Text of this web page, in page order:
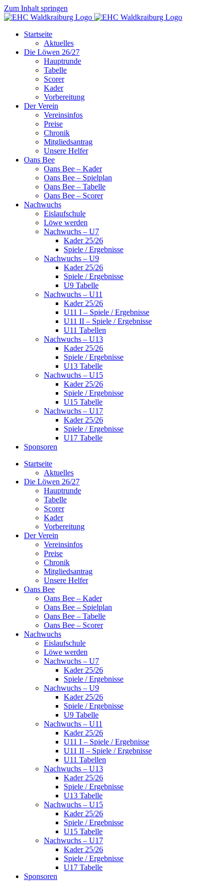
Zum Inhalt springen
Startseite
Aktuelles
Die Löwen 26/27
Hauptrunde
Tabelle
Scorer
Kader
Vorbereitung
Der Verein
Vereinsinfos
Preise
Chronik
Mitgliedsantrag
Unsere Helfer
Oans Bee
Oans Bee – Kader
Oans Bee – Spielplan
Oans Bee – Tabelle
Oans Bee – Scorer
Nachwuchs
Eislaufschule
Löwe werden
Nachwuchs – U7
Kader 25/26
Spiele / Ergebnisse
Nachwuchs – U9
Kader 25/26
Spiele / Ergebnisse
U9 Tabelle
Nachwuchs – U11
Kader 25/26
U11 I – Spiele / Ergebnisse
U11 II – Spiele / Ergebnisse
U11 Tabellen
Nachwuchs – U13
Kader 25/26
Spiele / Ergebnisse
U13 Tabelle
Nachwuchs – U15
Kader 25/26
Spiele / Ergebnisse
U15 Tabelle
Nachwuchs – U17
Kader 25/26
Spiele / Ergebnisse
U17 Tabelle
Sponsoren
Startseite
Aktuelles
Die Löwen 26/27
Hauptrunde
Tabelle
Scorer
Kader
Vorbereitung
Der Verein
Vereinsinfos
Preise
Chronik
Mitgliedsantrag
Unsere Helfer
Oans Bee
Oans Bee – Kader
Oans Bee – Spielplan
Oans Bee – Tabelle
Oans Bee – Scorer
Nachwuchs
Eislaufschule
Löwe werden
Nachwuchs – U7
Kader 25/26
Spiele / Ergebnisse
Nachwuchs – U9
Kader 25/26
Spiele / Ergebnisse
U9 Tabelle
Nachwuchs – U11
Kader 25/26
U11 I – Spiele / Ergebnisse
U11 II – Spiele / Ergebnisse
U11 Tabellen
Nachwuchs – U13
Kader 25/26
Spiele / Ergebnisse
U13 Tabelle
Nachwuchs – U15
Kader 25/26
Spiele / Ergebnisse
U15 Tabelle
Nachwuchs – U17
Kader 25/26
Spiele / Ergebnisse
U17 Tabelle
Sponsoren